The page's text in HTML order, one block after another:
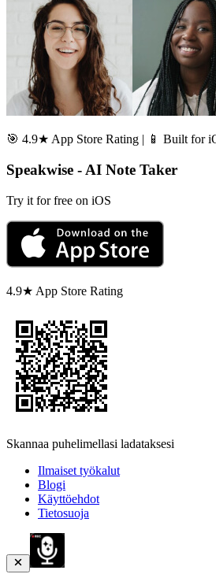
🎯 4.9★ App Store Rating | 📱 Built for
Speakwise - AI Note Taker
Try it for free on iOS
4.9★ App Store Rating
Skannaa puhelimellasi ladataksesi
Ilmaiset työkalut
Blogi
Käyttöehdot
Tietosuoja